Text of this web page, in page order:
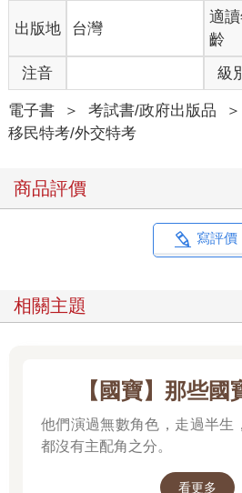
出版地 台灣
適
齡
注音 級
電子書 ＞ 考試書/政府出版品 ＞
移民特考/外交特考
商品評價
寫評價
相關主題
【國寶】那些國
他們演過無數角色，走過半生
都沒有主配角之分。
看更多